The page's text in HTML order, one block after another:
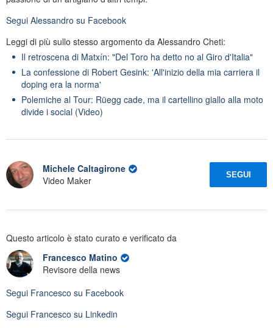
Segui Alessandro su Facebook
Leggi di più sullo stesso argomento da Alessandro Cheti:
Il retroscena di Matxín: "Del Toro ha detto no al Giro d'Italia"
La confessione di Robert Gesink: 'All'inizio della mia carriera il
doping era la norma'
Polemiche al Tour: Rüegg cade, ma il cartellino giallo alla moto
divide i social (Video)
Michele Caltagirone
Video Maker
SEGUI
Questo articolo è stato curato e verificato da
Francesco Matino
Revisore della news
Segui Francesco su Facebook
Segui Francesco su Linkedin